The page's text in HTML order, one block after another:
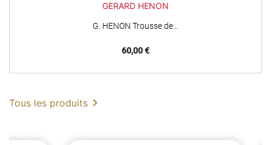
GERARD HENON
G. HENON Trousse de...
Prix
60,00 €
Tous les produits 